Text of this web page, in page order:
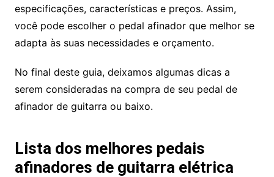
especificações, características e preços. Assim,
você pode escolher o pedal afinador que melhor se
adapta às suas necessidades e orçamento.
No final deste guia, deixamos algumas dicas a
serem consideradas na compra de seu pedal de
afinador de guitarra ou baixo.
Lista dos melhores pedais
afinadores de guitarra elétrica